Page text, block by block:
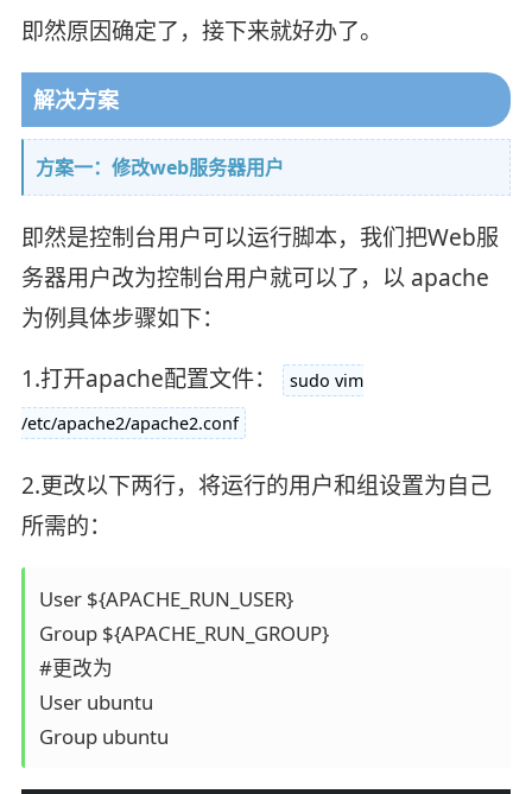
即然原因确定了，接下来就好办了。
解决方案
方案一：修改web服务器用户
即然是控制台用户可以运行脚本，我们把Web服
务器用户改为控制台用户就可以了，以 apache
为例具体步骤如下：
1.打开apache配置文件：
sudo vim
/etc/apache2/apache2.conf
2.更改以下两行，将运行的用户和组设置为自己
所需的：
User ${APACHE_RUN_USER}
Group ${APACHE_RUN_GROUP}
#更改为
User ubuntu
Group ubuntu